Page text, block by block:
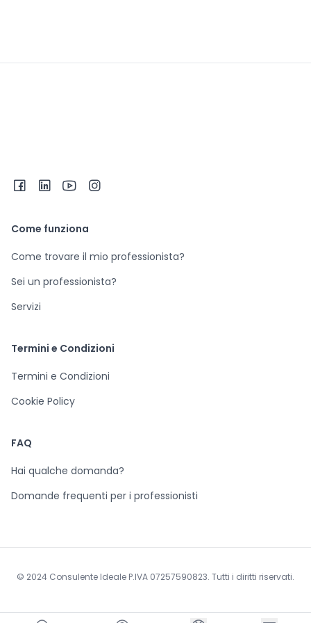
Come funziona
Come trovare il mio professionista?
Sei un professionista?
Servizi
Termini e Condizioni
Termini e Condizioni
Cookie Policy
FAQ
Hai qualche domanda?
Domande frequenti per i professionisti
© 2024 Consulente Ideale P.IVA 07257590823. Tutti i diritti riservati.